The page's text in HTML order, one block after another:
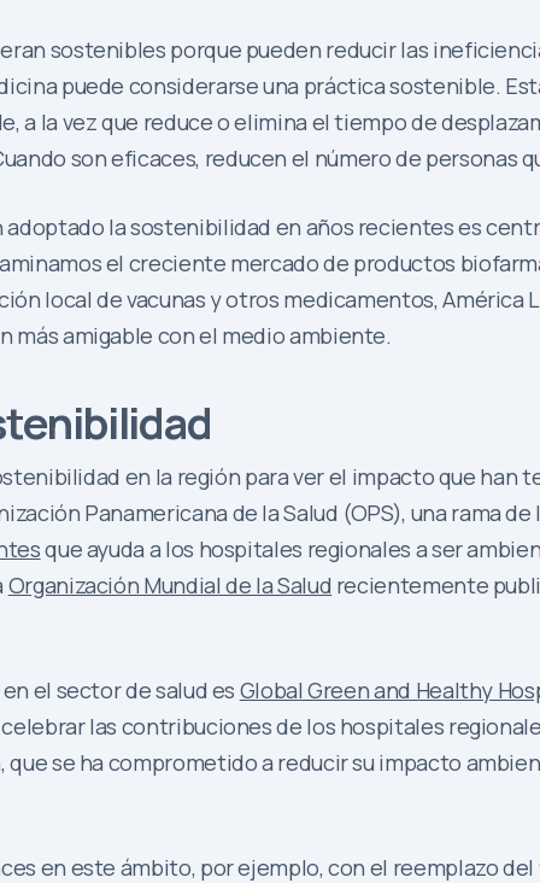
sostenibles porque pueden reducir las
puede considerarse una práctica sostenible.
a la vez que reduce o elimina el tiempo de
son eficaces, reducen el número de
la sostenibilidad en años recientes es
el creciente mercado de productos
local de vacunas y otros medicamentos,
más amigable con el medio ambiente.
en la región para ver el impacto que han
Panamericana de la Salud (OPS), una rama
que ayuda a los hospitales regionales a ser
Organización Mundial de la Salud recientemente
el sector de salud es Global Green and Healthy
las contribuciones de los hospitales
que se ha comprometido a reducir su impacto
en este ámbito, por ejemplo, con el reemplazo